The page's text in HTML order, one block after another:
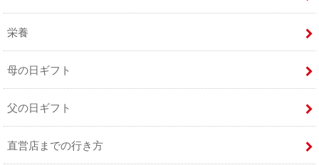
栄養
母の日ギフト
父の日ギフト
直営店までの行き方